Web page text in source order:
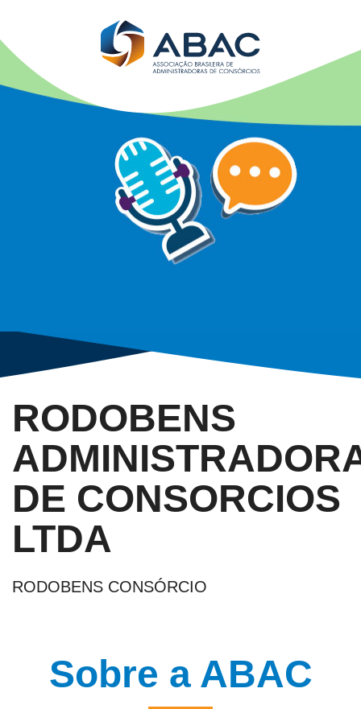
RODOBENS
DE CONSORCIOS
LTDA
RODOBENS CONSÓRCIO
Sobre a ABAC